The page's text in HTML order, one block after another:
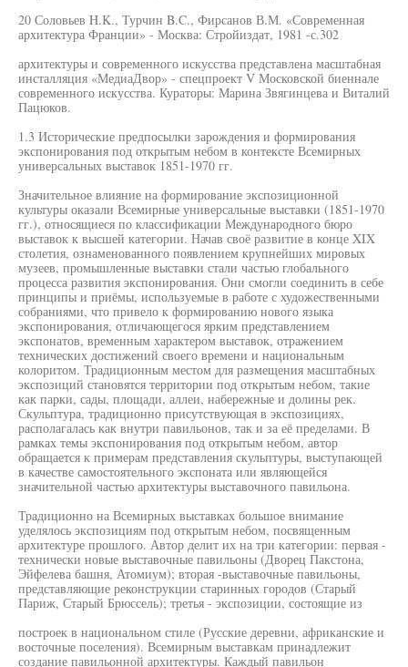
20 Соловьев H.K., Турчин B.C., Фирсанов В.М. «Современная
архитектура Франции» - Москва: Стройиздат, 1981 -с.302
архитектуры и современного искусства представлена масштабная
инсталляция «МедиаДвор» - спецпроект V Московской биеннале
современного искусства. Кураторы: Марина Звягинцева и Виталий
Пацюков.
1.3 Исторические предпосылки зарождения и формирования
экспонирования под открытым небом в контексте Всемирных
универсальных выставок 1851-1970 гг.
Значительное влияние на формирование экспозиционной
культуры оказали Всемирные универсальные выставки (1851-1970
гг.), относящиеся по классификации Международного бюро
выставок к высшей категории. Начав своё развитие в конце XIX
столетия, ознаменованного появлением крупнейших мировых
музеев, промышленные выставки стали частью глобального
процесса развития экспонирования. Они смогли соединить в себе
принципы и приёмы, используемые в работе с художественными
собраниями, что привело к формированию нового языка
экспонирования, отличающегося ярким представлением
экспонатов, временным характером выставок, отражением
технических достижений своего времени и национальным
колоритом. Традиционным местом для размещения масштабных
экспозиций становятся территории под открытым небом, такие
как парки, сады, площади, аллеи, набережные и долины рек.
Скульптура, традиционно присутствующая в экспозициях,
располагалась как внутри павильонов, так и за её пределами. В
рамках темы экспонирования под открытым небом, автор
обращается к примерам представления скульптуры, выступающей
в качестве самостоятельного экспоната или являющейся
значительной частью архитектуры выставочного павильона.
Традиционно на Всемирных выставках большое внимание
уделялось экспозициям под открытым небом, посвященным
архитектуре прошлого. Автор делит их на три категории: первая -
технически новые выставочные павильоны (Дворец Пакстона,
Эйфелева башня, Атомиум); вторая -выставочные павильоны,
представляющие реконструкции старинных городов (Старый
Париж, Старый Брюссель); третья - экспозиции, состоящие из
построек в национальном стиле (Русские деревни, африканские и
восточные поселения). Всемирным выставкам принадлежит
создание павильонной архитектуры. Каждый павильон